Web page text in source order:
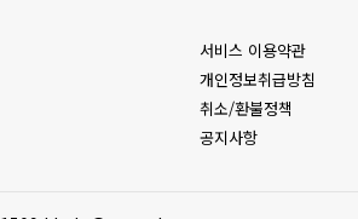
서비스 이용약관
개인정보취급방침
취소/환불정책
공지사항